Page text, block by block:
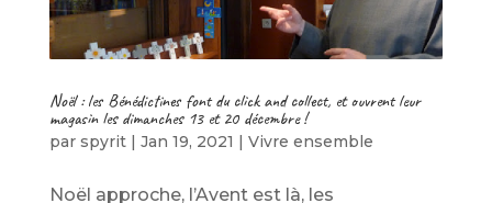
Noël : les Bénédictines font du click and collect, et ouvrent leur
magasin les dimanches 13 et 20 décembre !
par spyrit| Jan 19, 2021 Vivre ensemble
Noël approche, l’Avent est là, les